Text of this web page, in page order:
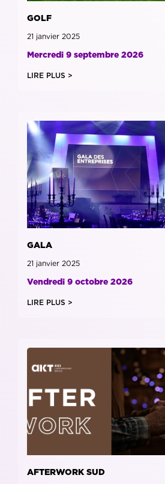
GOLF
21 janvier 2025
Mercredi 9 septembre 2026
LIRE PLUS >
GALA
21 janvier 2025
Vendredi 9 octobre 2026
LIRE PLUS >
AFTERWORK SUD